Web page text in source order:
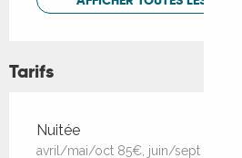
Tarifs
Tarifs 2026
Nuitée
avril/mai/oct 85€, juin/sept 95€,